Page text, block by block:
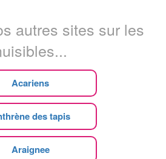
autres sites sur les
Acariens
des tapis
Araignee